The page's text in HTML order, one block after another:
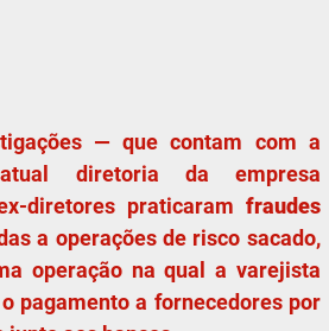
— que contam com a
diretoria da empresa
diretores praticaram fraudes
a operações de risco sacado,
operação na qual a varejista
pagamento a fornecedores por